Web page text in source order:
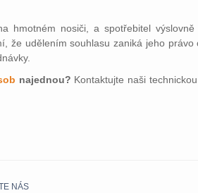
hmotném nosiči, a spotřebitel výslovně
že udělením souhlasu zaniká jeho právo
najednou? Kontaktujte naši
NÁS